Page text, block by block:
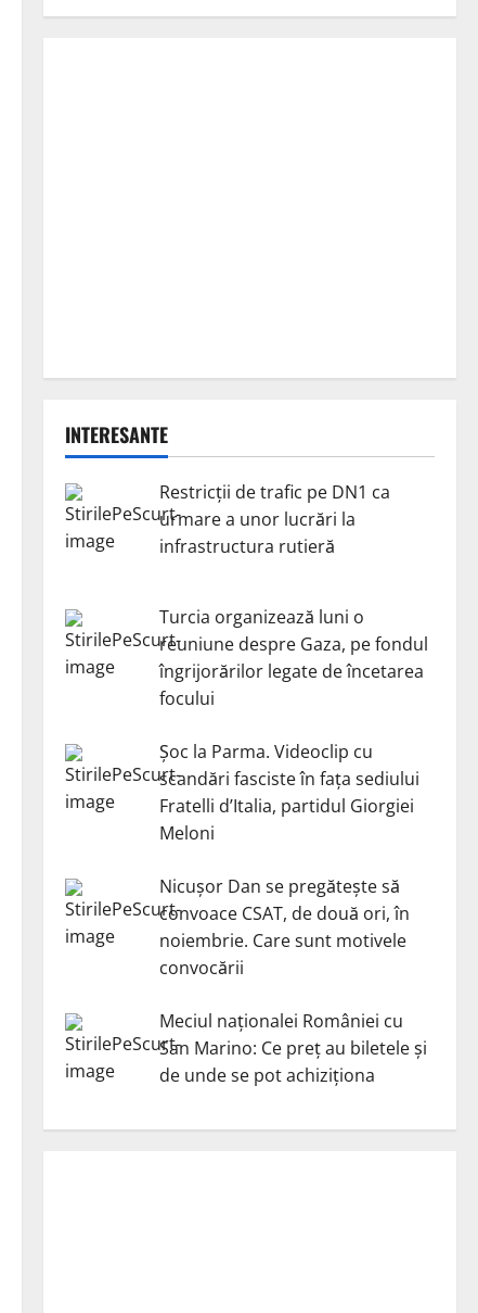
INTERESANTE
Restricții de trafic pe DN1 ca
urmare a unor lucrări la
infrastructura rutieră
Turcia organizează luni o
reuniune despre Gaza, pe fondul
îngrijorărilor legate de încetarea
focului
Șoc la Parma. Videoclip cu
scandări fasciste în fața sediului
Fratelli d’Italia, partidul Giorgiei
Meloni
Nicuşor Dan se pregăteşte să
convoace CSAT, de două ori, în
noiembrie. Care sunt motivele
convocării
Meciul naționalei României cu
San Marino: Ce preț au biletele și
de unde se pot achiziționa